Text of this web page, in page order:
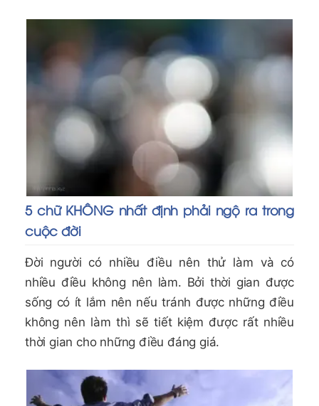
5 chữ KHÔNG nhất định phải ngộ ra trong
cuộc đời
Đời người có nhiều điều nên thử làm và có
nhiều điều không nên làm. Bởi thời gian được
sống có ít lắm nên nếu tránh được những điều
không nên làm thì sẽ tiết kiệm được rất nhiều
thời gian cho những điều đáng giá.